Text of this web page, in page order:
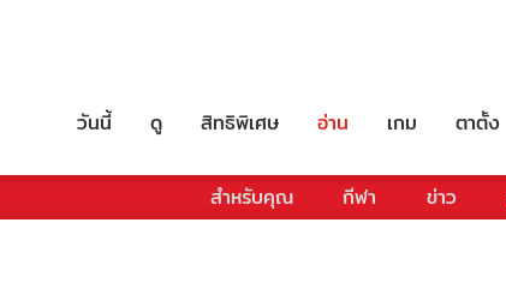
วันนี้ ดู สิทธิพิเศษ อ่าน เกม ตาตั้ง
สำหรับคุณ กีฬา ข่าว